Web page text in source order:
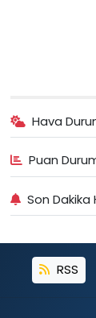
Hava
Puan
Son Dakika
RSS